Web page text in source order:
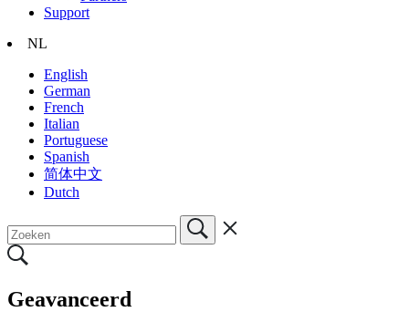
Support
NL
English
German
French
Italian
Portuguese
Spanish
简体中文
Dutch
Geavanceerd